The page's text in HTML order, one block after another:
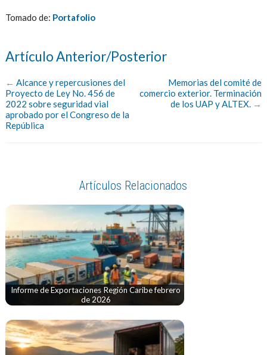
Tomado de: Portafolio
Artículo Anterior/Posterior
← Alcance y repercusiones del
Proyecto de Ley No. 456 de
2022 sobre seguridad vial
aprobado por el Congreso de la
República
Memorias del comité de
comercio exterior. Terminación
de los UAP y ALTEX. →
Artículos Relacionados
Informe de Exportaciones Región Caribe febrero
de 2026